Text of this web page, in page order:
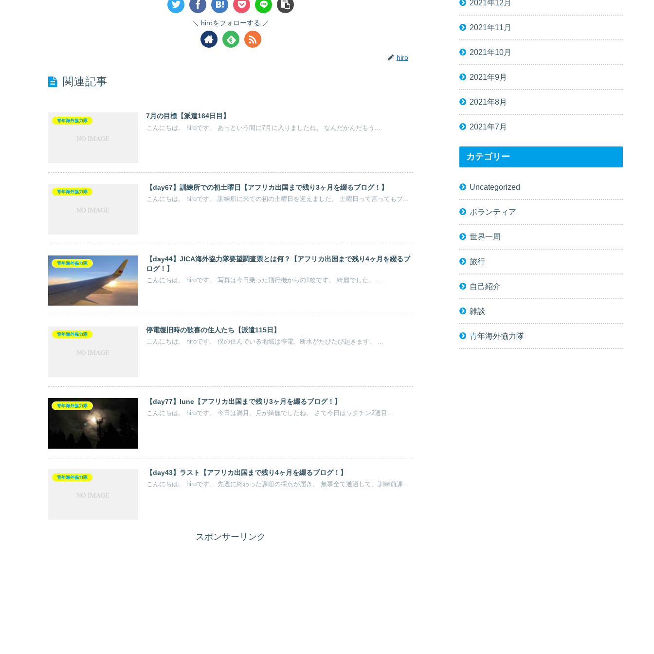
hiroをフォローする
hiro
関連記事
青年海外協力隊
7月の目標【派遣164日目】
こんにちは。 hiroです。 あっという間に7月に入りましたね。 なんだかんだもう...
青年海外協力隊
【day67】訓練所での初土曜日【アフリカ出国まで残り3ヶ月を綴るブログ！】
こんにちは。 hiroです。 訓練所に来ての初の土曜日を迎えました。 土曜日って言ってもプ...
青年海外協力隊
【day44】JICA海外協力隊要望調査票とは何？【アフリカ出国まで残り4ヶ月を綴るブ
ログ！】
こんにちは。 hiroです。 写真は今日乗った飛行機からの1枚です。 綺麗でした。 ...
青年海外協力隊
停電復旧時の歓喜の住人たち【派遣115日】
こんにちは。 hiroです。 僕の住んでいる地域は停電、断水がたびたび起きます。 ...
青年海外協力隊
【day77】lune【アフリカ出国まで残り3ヶ月を綴るブログ！】
こんにちは。 hiroです。 今日は満月。月が綺麗でしたね。 さて今日はワクチン2週目...
青年海外協力隊
【day43】ラスト【アフリカ出国まで残り4ヶ月を綴るブログ！】
こんにちは。 hiroです。 先週に終わった課題の採点が届き、 無事全て通過して、訓練前課...
スポンサーリンク
2021年12月
2021年11月
2021年10月
2021年9月
2021年8月
2021年7月
カテゴリー
Uncategorized
ボランティア
世界一周
旅行
自己紹介
雑談
青年海外協力隊